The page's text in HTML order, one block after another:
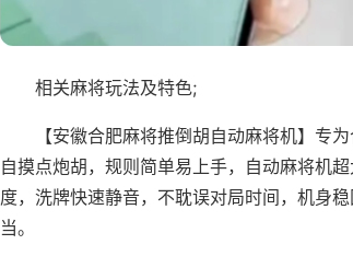
相关麻将玩法及特色;
【安徽合肥麻将推倒胡自动麻将机】专
自摸点炮胡，规则简单易上手，自动麻将机
度，洗牌快速静音，不耽误对局时间，机身
当。